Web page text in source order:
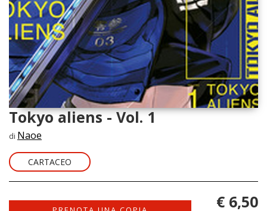
Tokyo aliens - Vol. 1
di Naoe
CARTACEO
€ 6,50